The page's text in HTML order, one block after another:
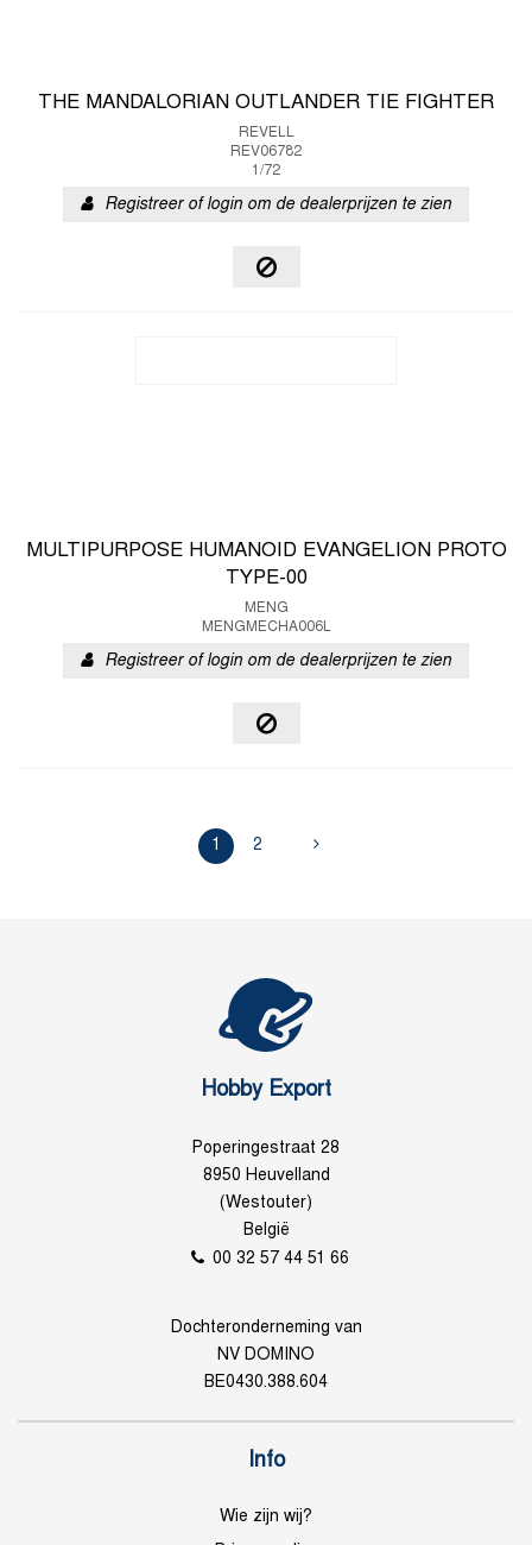
THE MANDALORIAN OUTLANDER TIE FIGHTER
REVELL
REV06782
1/72
Registreer of login om de dealerprijzen te zien
MULTIPURPOSE HUMANOID EVANGELION PROTO
TYPE-00
MENG
MENGMECHA006L
Registreer of login om de dealerprijzen te zien
1 2
Hobby Export
Poperingestraat 28
8950 Heuvelland
(Westouter)
België
00 32 57 44 51 66
Dochteronderneming van
NV DOMINO
BE0430.388.604
Info
Wie zijn wij?